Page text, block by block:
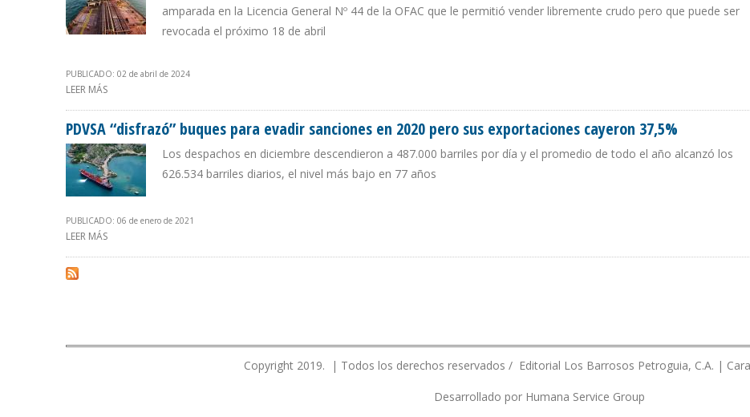
amparada en la Licencia General Nº 44 de la OFAC que le permitió vender libremente crudo pero que puede ser
revocada el próximo 18 de abril
PUBLICADO: 02 de abril de 2024
LEER MÁS
PDVSA “disfrazó” buques para evadir sanciones en 2020 pero sus exportaciones cayeron 37,5%
Los despachos en diciembre descendieron a 487.000 barriles por día y el promedio de todo el año alcanzó los
626.534 barriles diarios, el nivel más bajo en 77 años
PUBLICADO: 06 de enero de 2021
LEER MÁS
Copyright 2019. | Todos los derechos reservados / Editorial Los Barrosos Petroguia, C.A. |
Desarrollado por Humana Service Group